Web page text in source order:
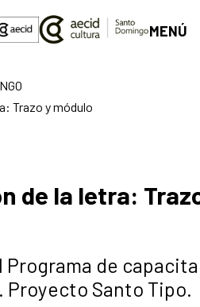
MENÚ
Trazo y módulo
de la letra:
Programa de
Santo Tipo.